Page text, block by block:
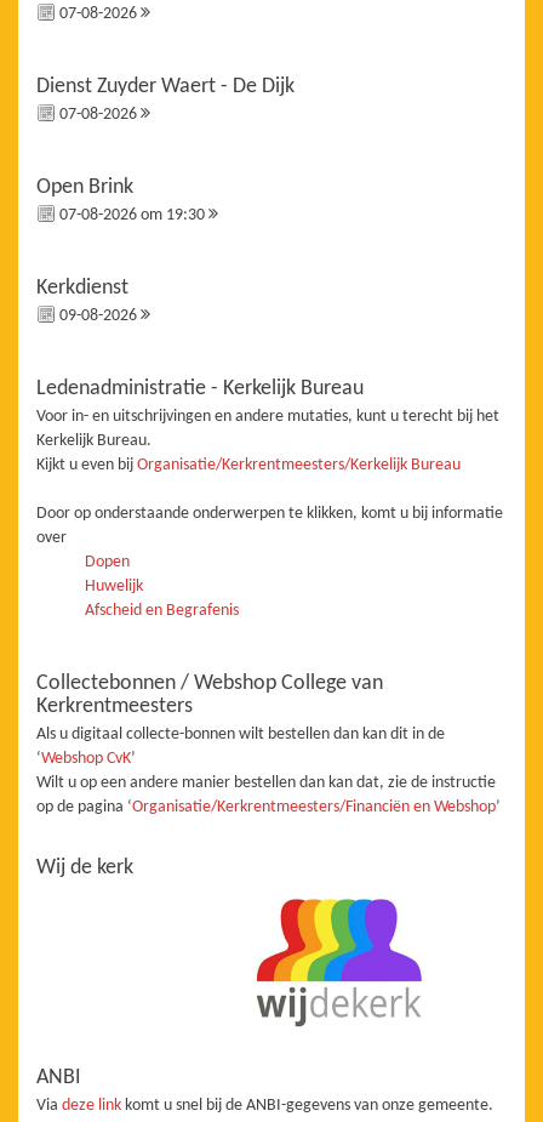
07-08-2026
Dienst Zuyder Waert - De Dijk
07-08-2026
Open Brink
07-08-2026 om 19:30
Kerkdienst
09-08-2026
Ledenadministratie - Kerkelijk Bureau
Voor in- en uitschrijvingen en andere mutaties, kunt u terecht bij het
Kerkelijk Bureau.
Kijkt u even bij Organisatie/Kerkrentmeesters/Kerkelijk Bureau
Door op onderstaande onderwerpen te klikken, komt u bij informatie
over
Dopen
Huwelijk
Afscheid en Begrafenis
Collectebonnen / Webshop College van
Kerkrentmeesters
Als u digitaal collecte-bonnen wilt bestellen dan kan dit in de
‘Webshop CvK’
Wilt u op een andere manier bestellen dan kan dat, zie de instructie
op de pagina ‘Organisatie/Kerkrentmeesters/Financiën en Webshop’
Wij de kerk
ANBI
Via deze link komt u snel bij de ANBI-gegevens van onze gemeente.